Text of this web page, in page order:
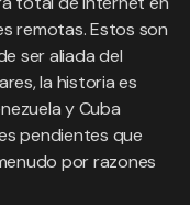
remotas. Estos son
ser aliada del
la historia es
y Cuba
pendientes que
por razones